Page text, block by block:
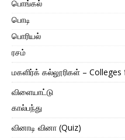
பொங்கல்
பொடி
பொரியல்
ரசம்
மகளிர்க் கல்லூரிகள் –
விளையாட்டு
கால்பந்து
வினாடி வினா (Quiz)